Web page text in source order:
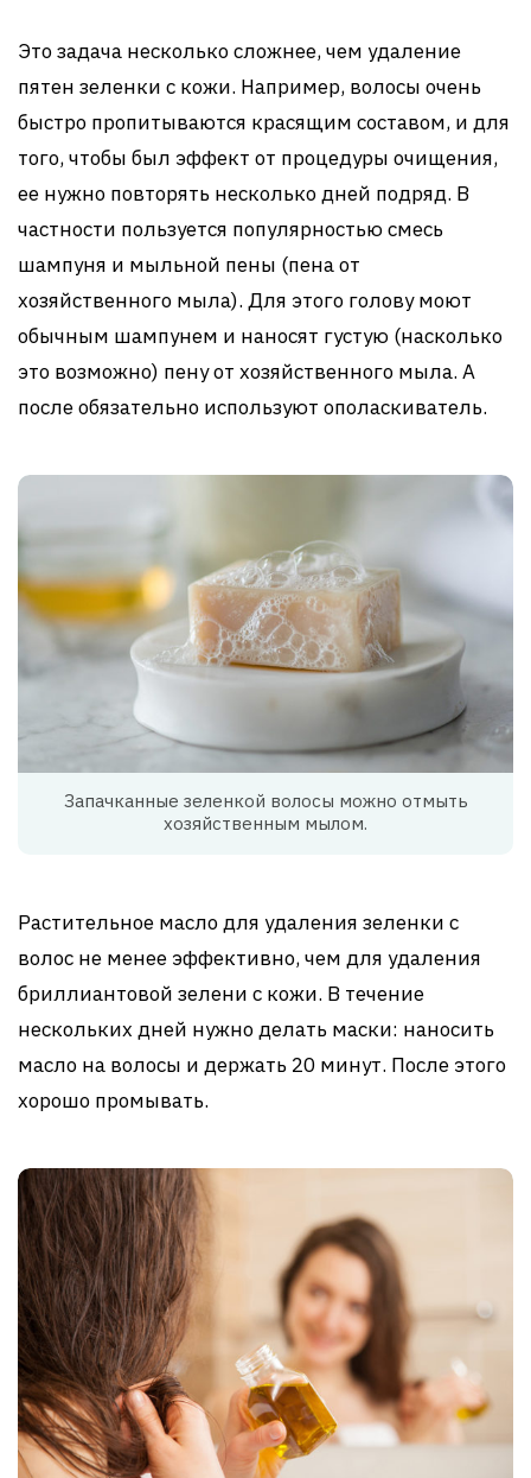
Это задача несколько сложнее, чем удаление
пятен зеленки с кожи. Например, волосы очень
быстро пропитываются красящим составом, и для
того, чтобы был эффект от процедуры очищения,
ее нужно повторять несколько дней подряд. В
частности пользуется популярностью смесь
шампуня и мыльной пены (пена от
хозяйственного мыла). Для этого голову моют
обычным шампунем и наносят густую (насколько
это возможно) пену от хозяйственного мыла. А
после обязательно используют ополаскиватель.
Запачканные зеленкой волосы можно отмыть
хозяйственным мылом.
Растительное масло для удаления зеленки с
волос не менее эффективно, чем для удаления
бриллиантовой зелени с кожи. В течение
нескольких дней нужно делать маски: наносить
масло на волосы и держать 20 минут. После этого
хорошо промывать.